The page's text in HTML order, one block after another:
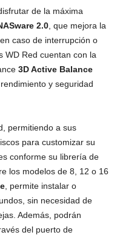
de la máxima
2.0 , que mejora la
caso de interrupción o
WD Red cuentan con la
3D Active Balance
y seguridad
permitiendo a sus
para customizar su
conforme su librería de
los modelos de 8, 12 o 16
, permite instalar o
sin necesidad de
Además, podrán
del puerto de